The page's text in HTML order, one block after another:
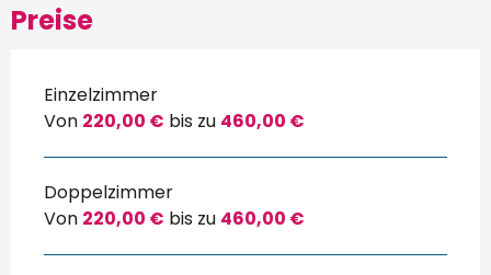
Preise
Einzelzimmer
Von 220,00 € bis zu 460,00 €
Doppelzimmer
Von 220,00 € bis zu 460,00 €